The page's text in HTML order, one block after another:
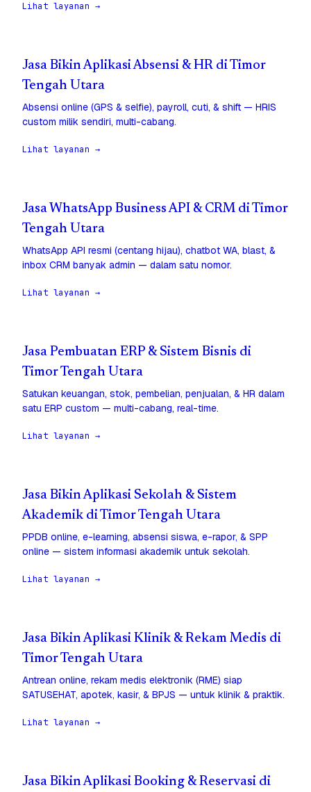
Lihat layanan →
Jasa Bikin Aplikasi Absensi & HR di Timor
Tengah Utara
Absensi online (GPS & selfie), payroll, cuti, & shift — HRIS
custom milik sendiri, multi-cabang.
Lihat layanan →
Jasa WhatsApp Business API & CRM di Timor
Tengah Utara
WhatsApp API resmi (centang hijau), chatbot WA, blast, &
inbox CRM banyak admin — dalam satu nomor.
Lihat layanan →
Jasa Pembuatan ERP & Sistem Bisnis di
Timor Tengah Utara
Satukan keuangan, stok, pembelian, penjualan, & HR dalam
satu ERP custom — multi-cabang, real-time.
Lihat layanan →
Jasa Bikin Aplikasi Sekolah & Sistem
Akademik di Timor Tengah Utara
PPDB online, e-learning, absensi siswa, e-rapor, & SPP
online — sistem informasi akademik untuk sekolah.
Lihat layanan →
Jasa Bikin Aplikasi Klinik & Rekam Medis di
Timor Tengah Utara
Antrean online, rekam medis elektronik (RME) siap
SATUSEHAT, apotek, kasir, & BPJS — untuk klinik & praktik.
Lihat layanan →
Jasa Bikin Aplikasi Booking & Reservasi di